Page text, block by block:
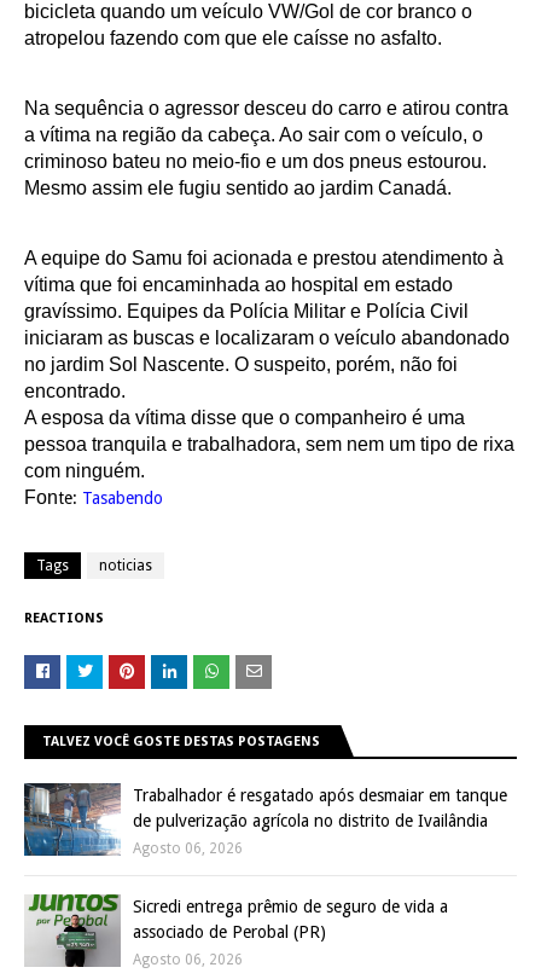
bicicleta quando um veículo VW/Gol de cor branco o
atropelou fazendo com que ele caísse no asfalto.
Na sequência o agressor desceu do carro e atirou contra
a vítima na região da cabeça. Ao sair com o veículo, o
criminoso bateu no meio-fio e um dos pneus estourou.
Mesmo assim ele fugiu sentido ao jardim Canadá.
A equipe do Samu foi acionada e prestou atendimento à
vítima que foi encaminhada ao hospital em estado
gravíssimo. Equipes da Polícia Militar e Polícia Civil
iniciaram as buscas e localizaram o veículo abandonado
no jardim Sol Nascente. O suspeito, porém, não foi
encontrado.
A esposa da vítima disse que o companheiro é uma
pessoa tranquila e trabalhadora, sem nem um tipo de rixa
com ninguém.
Fonte: Tasabendo
Tags noticias
REACTIONS
TALVEZ VOCÊ GOSTE DESTAS POSTAGENS
Trabalhador é resgatado após desmaiar em tanque
de pulverização agrícola no distrito de Ivailândia
Agosto 06, 2026
Sicredi entrega prêmio de seguro de vida a
associado de Perobal (PR)
Agosto 06, 2026